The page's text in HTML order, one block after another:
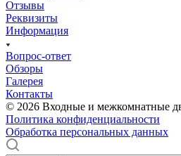
Отзывы
Реквизиты
Информация
Вопрос-ответ
Обзоры
Галерея
Контакты
© 2026 Входные и межкомнатные
Политика конфиденциальности
Обработка персональных данных